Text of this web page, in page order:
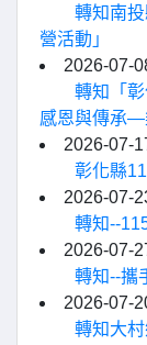
轉知南
營活動」
2026-07-
轉知「
感恩與傳承—
2026-07-
彰化縣
2026-07-
轉知--
2026-07-
轉知--攜
2026-07-
轉知大